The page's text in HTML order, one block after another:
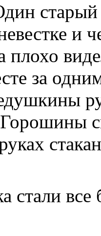
и
плохо
за
стали все